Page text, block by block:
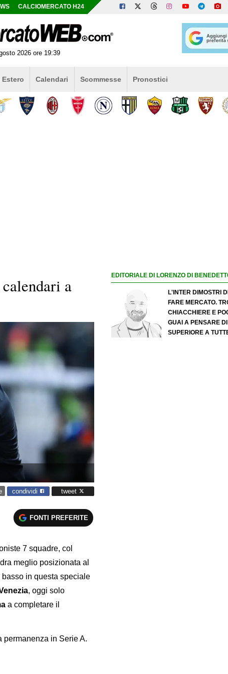
CALCIOMERCATO H24
2026 ore 19:39
Calendari Scommesse Pronostici
a
condividi tweet
FONTI PREFERITE
7 squadre, col
meglio posizionata al
in questa speciale
, oggi solo
a completare il
permanenza in Serie A.
EDITORIALE DI LORENZO DI
L'INTER DIMOSTRI
FARE MERCATO.
CHIACCHIERE E
GUAI A PENSARE
SUPERIORE A